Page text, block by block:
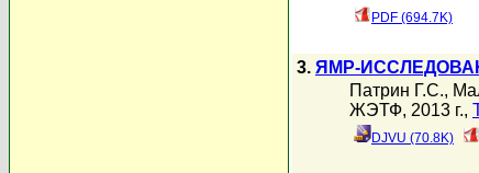
PDF (694.7K)
3. ЯМР-
Патрин Г.С.,
ЖЭТФ, 2013 г.,
DJVU (70.8K)